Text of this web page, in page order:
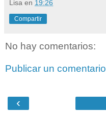
Lisa en 19:26
Compartir
No hay comentarios:
Publicar un comentario
‹